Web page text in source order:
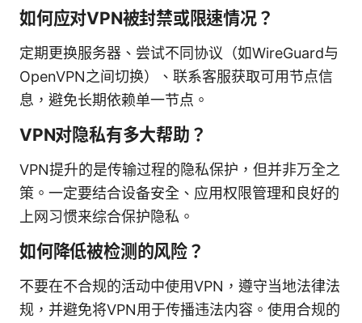
如何应对VPN被封禁或限速情况？
定期更换服务器、尝试不同协议（如WireGuard与
OpenVPN之间切换）、联系客服获取可用节点信
息，避免长期依赖单一节点。
VPN对隐私有多大帮助？
VPN提升的是传输过程的隐私保护，但并非万全之
策。一定要结合设备安全、应用权限管理和良好的
上网习惯来综合保护隐私。
如何降低被检测的风险？
不要在不合规的活动中使用VPN，遵守当地法律法
规，并避免将VPN用于传播违法内容。使用合规的